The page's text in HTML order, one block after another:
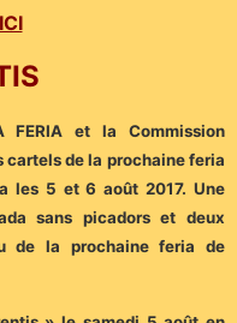
ICI
FERIA et la Commission
de la prochaine feria
les 5 et 6 août 2017. Une
sans picadors et deux
de la prochaine feria de